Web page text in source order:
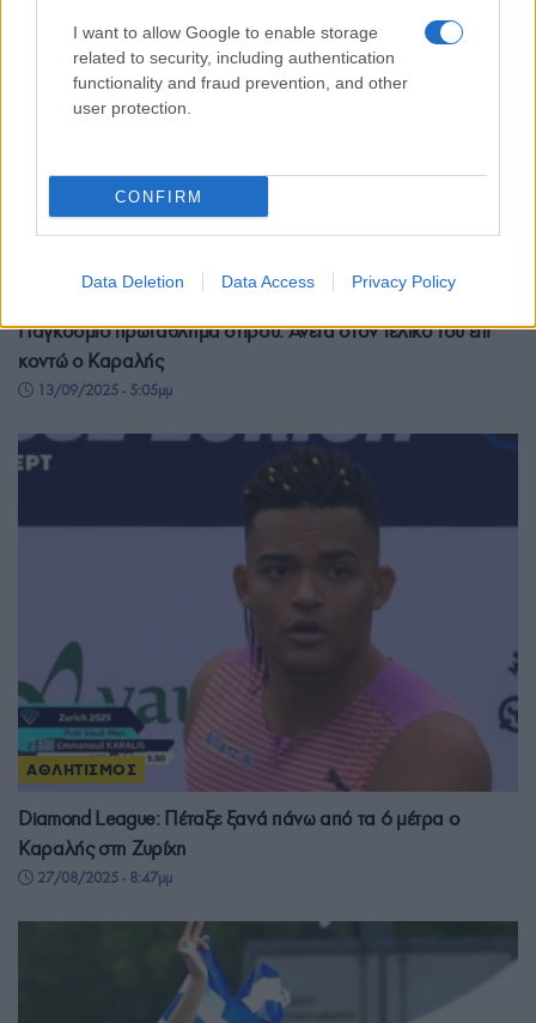
I want to allow Google to enable storage
related to security, including authentication
functionality and fraud prevention, and other
user protection.
CONFIRM
Data Deletion Data Access Privacy Policy
ΑΘΛΗΤΙΣΜΟΣ
Παγκόσμιο πρωτάθλημα στίβου: Άνετα στον τελικό του επί
κοντώ ο Καραλής
13/09/2025 - 5:05μμ
ΑΘΛΗΤΙΣΜΟΣ
Diamond League: Πέταξε ξανά πάνω από τα 6 μέτρα ο
Καραλής στη Ζυρίχη
27/08/2025 - 8:47μμ